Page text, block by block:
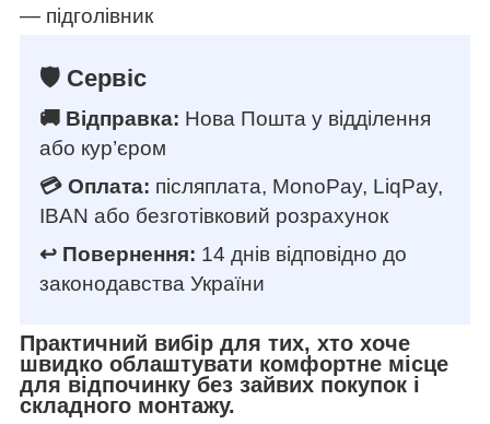
— підголівник
🛡️ Сервіс
🚚 Відправка: Нова Пошта у відділення
або кур’єром
💳 Оплата: післяплата, MonoPay, LiqPay,
IBAN або безготівковий розрахунок
↩️ Повернення: 14 днів відповідно до
законодавства України
Практичний вибір для тих, хто хоче
швидко облаштувати комфортне місце
для відпочинку без зайвих покупок і
складного монтажу.